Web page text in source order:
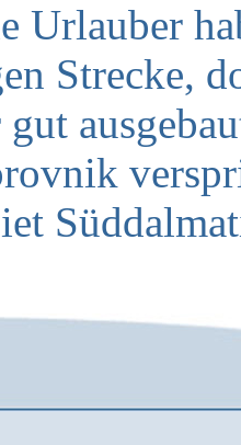
Urlauber
Strecke,
gut